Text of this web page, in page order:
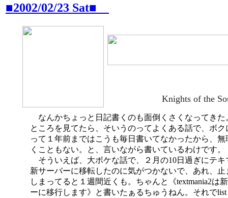
■2002/02/23 Sat■
Knights of the
なんかちょっと日記書くのも面倒くさくなってきた
ところを見てたら、そいうのってよくある話で、ボク
って１年前まではこうも毎日書いてなかったから、無
くこともない。と、言いながら書いているわけです。
そういえば、大ボケな話で、２月の10日過ぎにテキ
新サーバーに移転したのに気がつかないで、あれ、止
しまってると１週間近くも。ちゃんと《textmania2は
ーに移行します》と書いたぁるちゅうねん。それで